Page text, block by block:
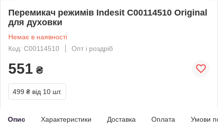
Перемикач режимів Indesit C00114510 Original
для духовки
Немає в наявності
Код: C00114510
Опт і роздріб
551 ₴
499 ₴ від 10 шт.
Опис Характеристики Доставка Оплата Умови